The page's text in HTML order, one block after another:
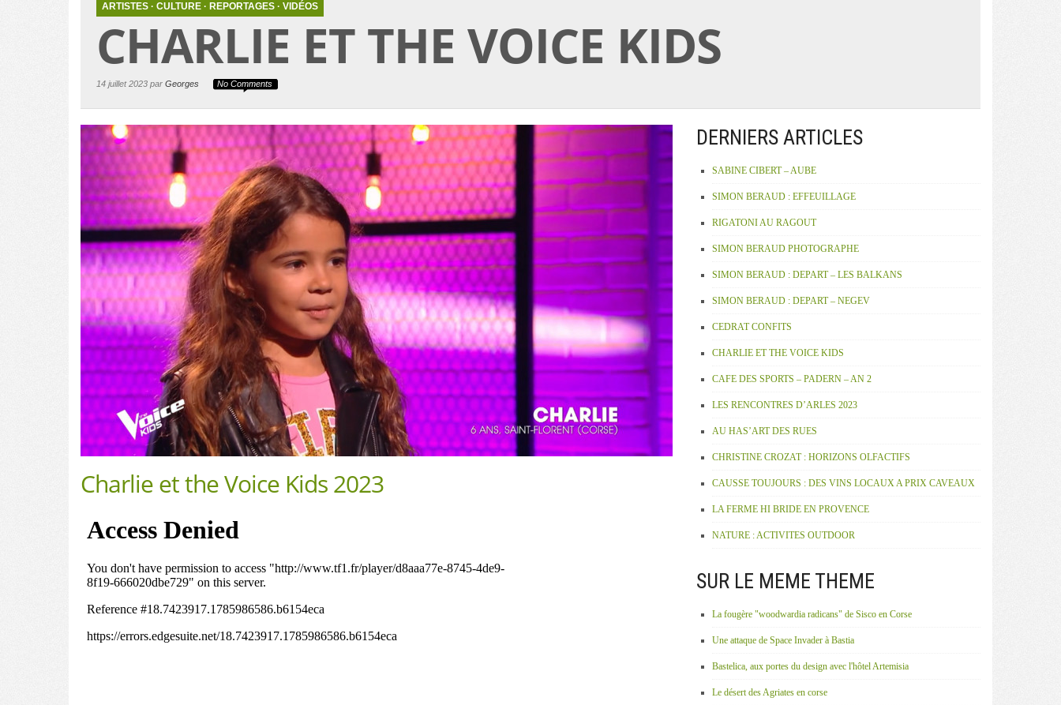
ARTISTES · CULTURE · REPORTAGES · VIDÉOS
CHARLIE ET THE VOICE KIDS
14 juillet 2023 par Georges No Comments
Charlie et the Voice Kids 2023
DERNIERS ARTICLES
SABINE CIBERT – AUBE
SIMON BERAUD : EFFEUILLAGE
RIGATONI AU RAGOUT
SIMON BERAUD PHOTOGRAPHE
SIMON BERAUD : DEPART – LES BALKANS
SIMON BERAUD : DEPART – NEGEV
CEDRAT CONFITS
CHARLIE ET THE VOICE KIDS
CAFE DES SPORTS – PADERN – AN 2
LES RENCONTRES D’ARLES 2023
AU HAS’ART DES RUES
CHRISTINE CROZAT : HORIZONS OLFACTIFS
CAUSSE TOUJOURS : DES VINS LOCAUX A PRIX CAVEAUX
LA FERME HI BRIDE EN PROVENCE
NATURE : ACTIVITES OUTDOOR
SUR LE MEME THEME
La fougère "woodwardia radicans" de Sisco en Corse
Une attaque de Space Invader à Bastia
Bastelica, aux portes du design avec l'hôtel Artemisia
Le désert des Agriates en corse